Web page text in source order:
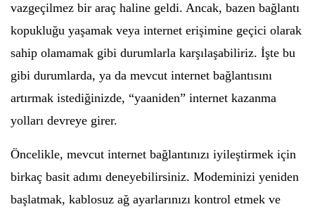
vazgeçilmez bir araç haline geldi. Ancak, bazen bağlantı
kopukluğu yaşamak veya internet erişimine geçici olarak
sahip olamamak gibi durumlarla karşılaşabiliriz. İşte bu
gibi durumlarda, ya da mevcut internet bağlantısını
artırmak istediğinizde, “yaaniden” internet kazanma
yolları devreye girer.
Öncelikle, mevcut internet bağlantınızı iyileştirmek için
birkaç basit adımı deneyebilirsiniz. Modeminizi yeniden
başlatmak, kablosuz ağ ayarlarınızı kontrol etmek ve